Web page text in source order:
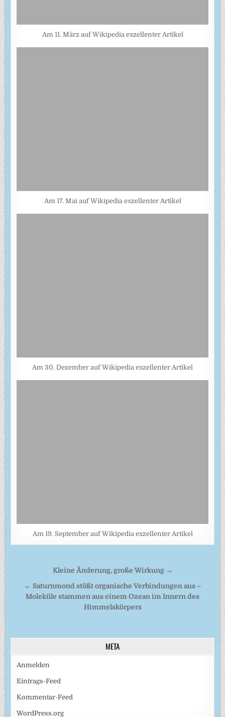
Am 11. März auf Wikipedia exzellenter Artikel
Am 17. Mai auf Wikipedia exzellenter Artikel
Am 30. Dezember auf Wikipedia exzellenter Artikel
Am 19. September auf Wikipedia exzellenter Artikel
Beitragsnavigation
Kleine Änderung, große Wirkung →
← Saturnmond stößt organische Verbindungen aus –
Moleküle stammen aus einem Ozean im Innern des
Himmelskörpers
META
Anmelden
Eintrags-Feed
Kommentar-Feed
WordPress.org